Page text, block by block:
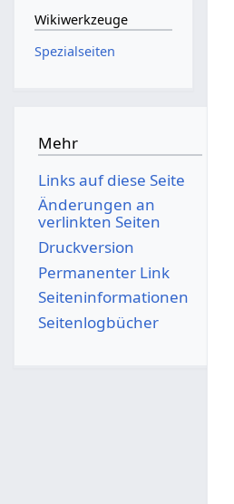
Wikiwerkzeuge
Spezialseiten
Mehr
Links auf diese Seite
Änderungen an
verlinkten Seiten
Druckversion
Permanenter Link
Seiten­­informationen
Seitenlogbücher